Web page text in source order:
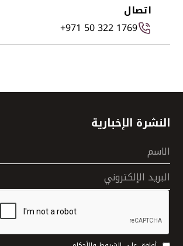
اتصال
+971 50 322 1769
النشرة الإخبارية
الاسم
البريد الإلكتروني